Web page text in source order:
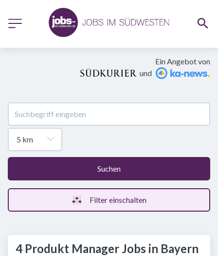
Ein Angebot von
und
Suchen
Filter einschalten
4 Produkt Manager Jobs in Bayern